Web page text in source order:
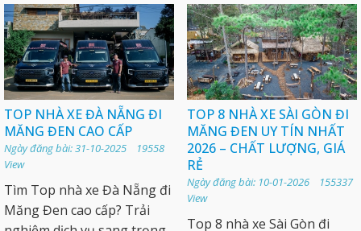
TOP NHÀ XE ĐÀ NẴNG ĐI
MĂNG ĐEN CAO CẤP
Ngày đăng bài: 31-10-2025 19558
View
Tìm Top nhà xe Đà Nẵng đi
Măng Đen cao cấp? Trải
TOP 8 NHÀ XE SÀI GÒN ĐI
MĂNG ĐEN UY TÍN NHẤT
2026 – CHẤT LƯỢNG, GIÁ
RẺ
Ngày đăng bài: 10-01-2026 155337
View
Top 8 nhà xe Sài Gòn đi